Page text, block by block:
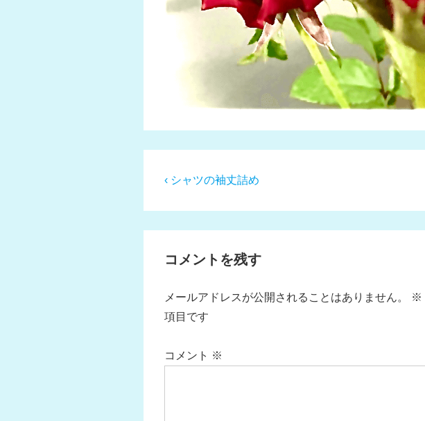
投
ナ
ゲ
ー
シ
ン
前
‹ シャツの袖丈詰め
コメントを残す
メールアドレスが公開されることはありません。 ※
項目です
コメント ※